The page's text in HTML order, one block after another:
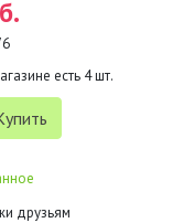
есть 4шт.
друзьям